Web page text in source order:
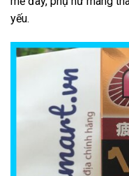
yếu.